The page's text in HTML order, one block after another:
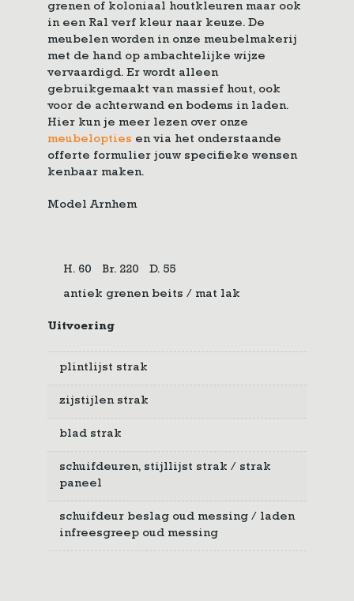
grenen of koloniaal houtkleuren maar ook
in een Ral verf kleur naar keuze. De
meubelen worden in onze meubelmakerij
met de hand op ambachtelijke wijze
vervaardigd. Er wordt alleen
gebruikgemaakt van massief hout, ook
voor de achterwand en bodems in laden.
Hier kun je meer lezen over onze
meubelopties en via het onderstaande
offerte formulier jouw specifieke wensen
kenbaar maken.
Model Arnhem
H. 60 Br. 220 D. 55
antiek grenen beits / mat lak
Uitvoering
plintlijst strak
zijstijlen strak
blad strak
schuifdeuren, stijllijst strak / strak
paneel
schuifdeur beslag oud messing / laden
infreesgreep oud messing